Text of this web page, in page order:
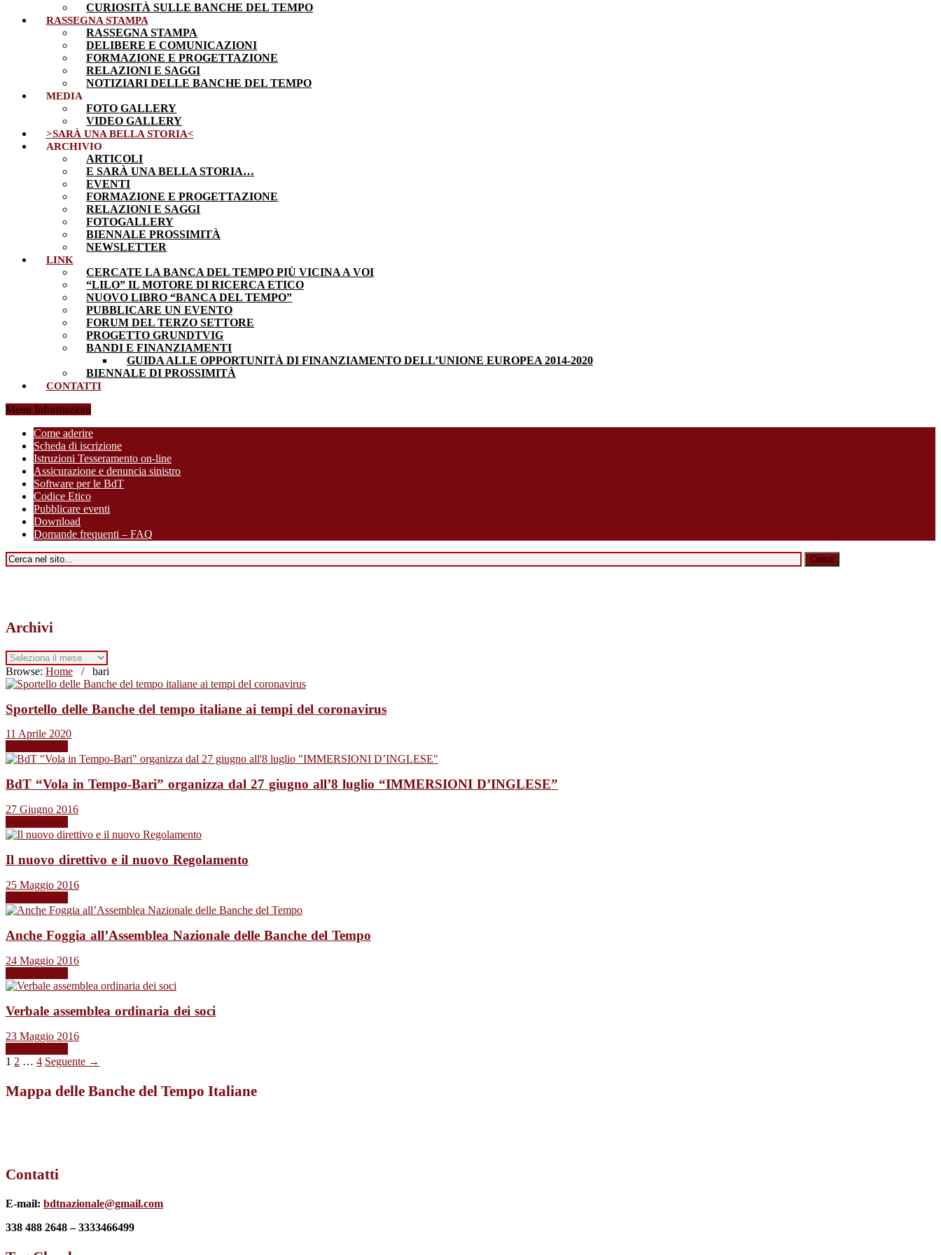
CURIOSITÀ SULLE BANCHE DEL TEMPO
RASSEGNA STAMPA
RASSEGNA STAMPA
DELIBERE E COMUNICAZIONI
FORMAZIONE E PROGETTAZIONE
RELAZIONI E SAGGI
NOTIZIARI DELLE BANCHE DEL TEMPO
MEDIA
FOTO GALLERY
VIDEO GALLERY
>SARÀ UNA BELLA STORIA<
ARCHIVIO
ARTICOLI
E SARÀ UNA BELLA STORIA…
EVENTI
FORMAZIONE E PROGETTAZIONE
RELAZIONI E SAGGI
FOTOGALLERY
BIENNALE PROSSIMITÀ
NEWSLETTER
LINK
CERCATE LA BANCA DEL TEMPO PIÙ VICINA A VOI
“LILO” IL MOTORE DI RICERCA ETICO
NUOVO LIBRO “BANCA DEL TEMPO”
PUBBLICARE UN EVENTO
FORUM DEL TERZO SETTORE
PROGETTO GRUNDTVIG
BANDI E FINANZIAMENTI
GUIDA ALLE OPPORTUNITÀ DI FINANZIAMENTO DELL’UNIONE EUROPEA 2014-2020
BIENNALE DI PROSSIMITÀ
CONTATTI
Menu Informazioni
Come aderire
Scheda di iscrizione
Istruzioni Tesseramento on-line
Assicurazione e denuncia sinistro
Software per le BdT
Codice Etico
Pubblicare eventi
Download
Domande frequenti – FAQ
Archivi
Archivi
Browse: Home / bari
Sportello delle Banche del tempo italiane ai tempi del coronavirus
11 Aprile 2020
BdT “Vola in Tempo-Bari” organizza dal 27 giugno all’8 luglio “IMMERSIONI D’INGLESE”
27 Giugno 2016
Il nuovo direttivo e il nuovo Regolamento
25 Maggio 2016
Anche Foggia all’Assemblea Nazionale delle Banche del Tempo
24 Maggio 2016
Verbale assemblea ordinaria dei soci
23 Maggio 2016
1 2 … 4 Seguente →
Mappa delle Banche del Tempo Italiane
Contatti
E-mail: bdtnazionale@gmail.com
338 488 2648 – 3333466499